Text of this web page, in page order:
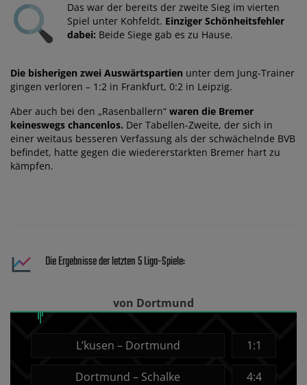
Das war der bereits der zweite Sieg im vierten
Spiel unter Kohfeldt. Einziger Schönheitsfehler
dabei: Beide Siege gab es zu Hause.
Die bisherigen zwei Auswärtspartien unter dem Jung-Trainer
gingen verloren – 1:2 in Frankfurt, 0:2 in Leipzig.
Aber auch bei den „Rasenballern“ waren die Bremer
keineswegs chancenlos. Der Tabellen-Zweite, der sich in
einer weitaus besseren Verfassung als der schwächelnde BVB
befindet, hatte gegen die wiedererstarkten Bremer hart zu
kämpfen.
Die Ergebnisse der letzten 5 Liga-Spiele:
von Dortmund
L’kusen – Dortmund 1:1
Dortmund – Schalke 4:4